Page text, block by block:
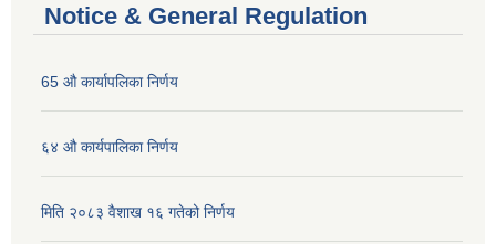
Notice & General Regulation
65 औ कार्यापलिका निर्णय
६४ औ कार्यपालिका निर्णय
मिति २०८३ वैशाख १६ गतेको निर्णय